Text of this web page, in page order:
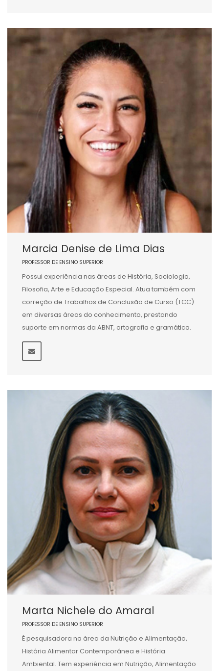
Marcia Denise de Lima Dias
PROFESSOR DE ENSINO SUPERIOR
Possui experiência nas áreas de História, Sociologia,
Filosofia, Arte e Educação Especial. Atua também com
correção de Trabalhos de Conclusão de Curso (TCC)
em diversas áreas do conhecimento, prestando
suporte em normas da ABNT, ortografia e gramática.
Marta Nichele do Amaral
PROFESSOR DE ENSINO SUPERIOR
É pesquisadora na área da Nutrição e Alimentação,
História Alimentar Contemporânea e História
Ambiental. Tem experiência em Nutrição, Alimentação